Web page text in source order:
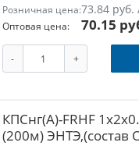
Розничная цена:73.84 руб.
Оптовая цена: 70.15
- +
КПСнг(А)-FRHF
(200м) ЭНТЭ,(состав